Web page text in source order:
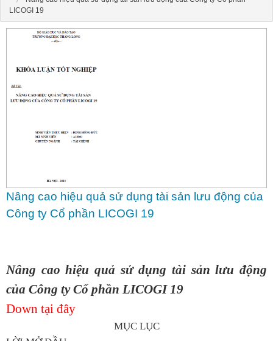
LICOGI 19
Nâng cao hiệu quả sử dụng tài sản lưu động của
Công ty Cổ phần LICOGI 19
Nâng cao hiệu quả sử dụng tài sản lưu động
của Công ty Cổ phần LICOGI 19
Down tại đây
MỤC LỤC